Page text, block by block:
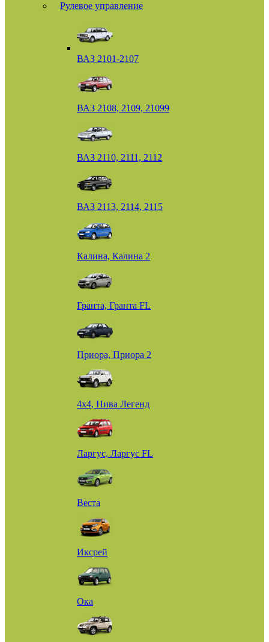
Рулевое управление
ВАЗ 2101-2107
ВАЗ 2108, 2109, 21099
ВАЗ 2110, 2111, 2112
ВАЗ 2113, 2114, 2115
Калина, Калина 2
Гранта, Гранта FL
Приора, Приора 2
4х4, Нива Легенд
Ларгус, Ларгус FL
Веста
Иксрей
Ока